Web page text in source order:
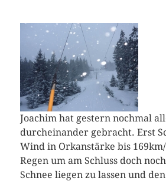
Joachim hat gestern nochmal
durcheinander gebracht. Erst
Wind in Orkanstärke bis
Regen um am Schluss doch
Schnee liegen zu lassen und